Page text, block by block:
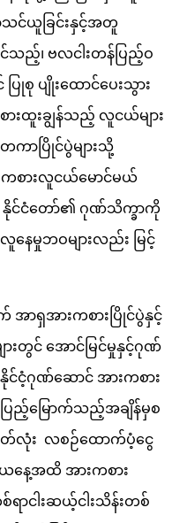
င်ယူခြင်းနှင့်အတူ
င်သည့်၊ ဗလငါးတန်ပြည့်ဝ
ြုစု ပျိုးထောင်ပေးသွား
းထူးချွန်သည့် လူငယ်များ
ကာပြိုင်ပွဲများသို့
းကစားလူငယ်မောင်မယ်
နိုင်ငံတော်၏ ဂုဏ်သိက္ခာကို
လူနေမှုဘဝများလည်း မြင့်
ာရှအားကစားပြိုင်ပွဲနှင့်
ားတွင် အောင်မြင်မှုနှင့်ဂုဏ်
င်ငံ့ဂုဏ်ဆောင် အားကစား
ြည့်မြောက်သည့်အချိန်မှစ
တ်လုံး လစဉ်ထောက်ပံ့ငွေ
ယနေ့အထိ အားကစား
ရာငါးဆယ့်ငါးသိန်းတစ်